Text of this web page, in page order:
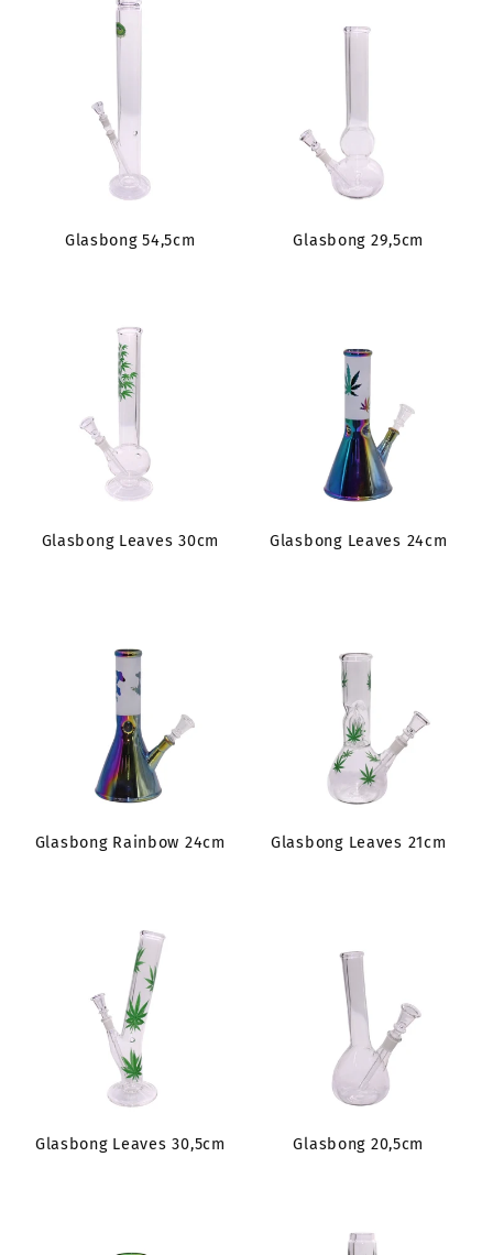
Glasbong 54,5cm Glasbong 29,5cm
Glasbong Leaves 30cm Glasbong Leaves 24cm
Glasbong Rainbow 24cm Glasbong Leaves 21cm
Glasbong Leaves 30,5cm Glasbong 20,5cm